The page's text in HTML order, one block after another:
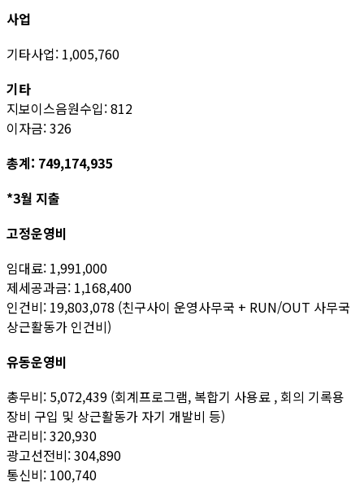
사업
기타사업: 1,005,760
기타
지보이스음원수입: 812
이자금: 326
총계: 749,174,935
*3월 지출
고정운영비
임대료: 1,991,000
제세공과금: 1,168,400
인건비: 19,803,078 (친구사이 운영사무국 + RUN/OUT 사무국
상근활동가 인건비)
유동운영비
총무비: 5,072,439 (회계프로그램, 복합기 사용료 , 회의 기록용
장비 구입 및 상근활동가 자기 개발비 등)
관리비: 320,930
광고선전비: 304,890
통신비: 100,740